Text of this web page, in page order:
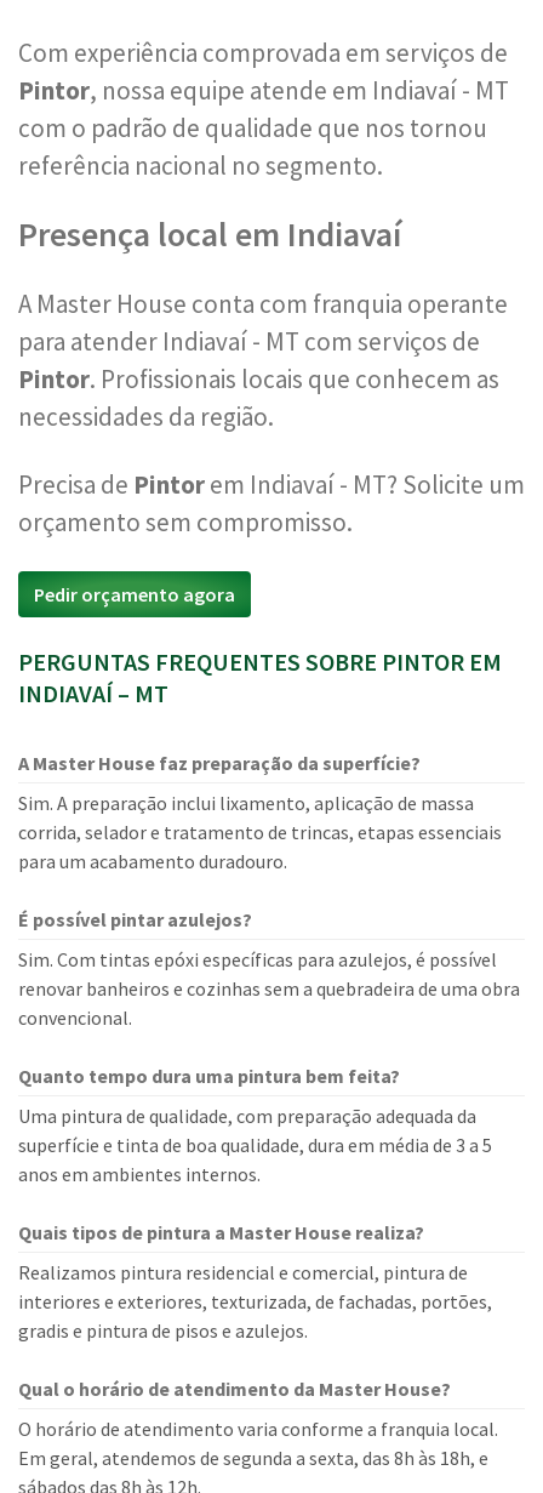
Com experiência comprovada em serviços de
Pintor, nossa equipe atende em Indiavaí - MT
com o padrão de qualidade que nos tornou
referência nacional no segmento.
Presença local em Indiavaí
A Master House conta com franquia operante
para atender Indiavaí - MT com serviços de
Pintor. Profissionais locais que conhecem as
necessidades da região.
Precisa de Pintorem Indiavaí - MT? Solicite um
orçamento sem compromisso.
Pedir orçamento agora
PERGUNTAS FREQUENTES SOBRE PINTOR EM
INDIAVAÍ – MT
A Master House faz preparação da superfície?
Sim. A preparação inclui lixamento, aplicação de massa
corrida, selador e tratamento de trincas, etapas essenciais
para um acabamento duradouro.
É possível pintar azulejos?
Sim. Com tintas epóxi específicas para azulejos, é possível
renovar banheiros e cozinhas sem a quebradeira de uma obra
convencional.
Quanto tempo dura uma pintura bem feita?
Uma pintura de qualidade, com preparação adequada da
superfície e tinta de boa qualidade, dura em média de 3 a 5
anos em ambientes internos.
Quais tipos de pintura a Master House realiza?
Realizamos pintura residencial e comercial, pintura de
interiores e exteriores, texturizada, de fachadas, portões,
gradis e pintura de pisos e azulejos.
Qual o horário de atendimento da Master House?
O horário de atendimento varia conforme a franquia local.
Em geral, atendemos de segunda a sexta, das 8h às 18h, e
sábados das 8h às 12h.